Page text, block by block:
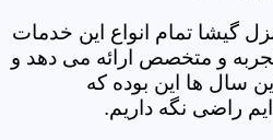
گیشا تمام انواع این خدمات
و متخصص ارائه می دهد و
سال ها این بوده که
راضی نگه داریم.